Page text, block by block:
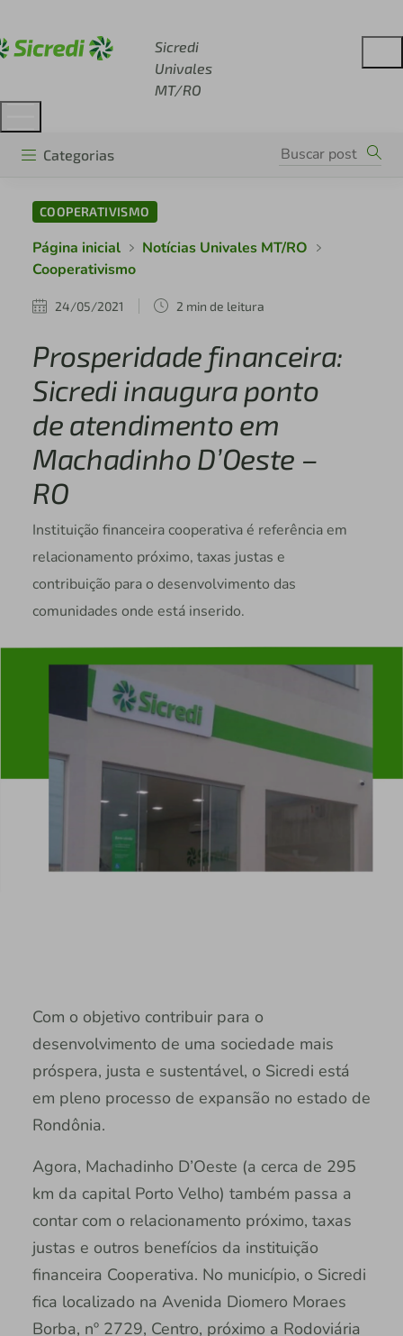
Sicredi
Univales
MT/RO
Categorias
COOPERATIVISMO
Página inicial
Notícias Univales MT/RO
Cooperativismo
24/05/2021 2 min de leitura
Prosperidade financeira:
Sicredi inaugura ponto
de atendimento em
Machadinho D’Oeste –
RO
Instituição financeira cooperativa é referência em
relacionamento próximo, taxas justas e
contribuição para o desenvolvimento das
comunidades onde está inserido.
Com o objetivo contribuir para o
desenvolvimento de uma sociedade mais
próspera, justa e sustentável, o Sicredi está
em pleno processo de expansão no estado de
Rondônia.
Agora, Machadinho D’Oeste (a cerca de 295
km da capital Porto Velho) também passa a
contar com o relacionamento próximo, taxas
justas e outros benefícios da instituição
financeira Cooperativa. No município, o Sicredi
fica localizado na Avenida Diomero Moraes
Borba, nº 2729, Centro, próximo a Rodoviária